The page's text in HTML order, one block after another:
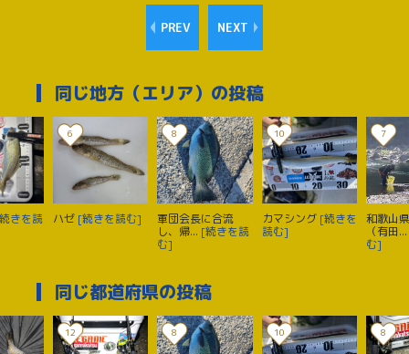
PREV NEXT
同じ地方（エリア）の投稿
きを読
6
ハゼ [続きを読む]
8
軍団会長に合流
し、帰... [続きを読
む]
10
カマシング [続きを
読む]
7
和歌山
（有田...
む]
同じ都道府県の投稿
12 8 10 8